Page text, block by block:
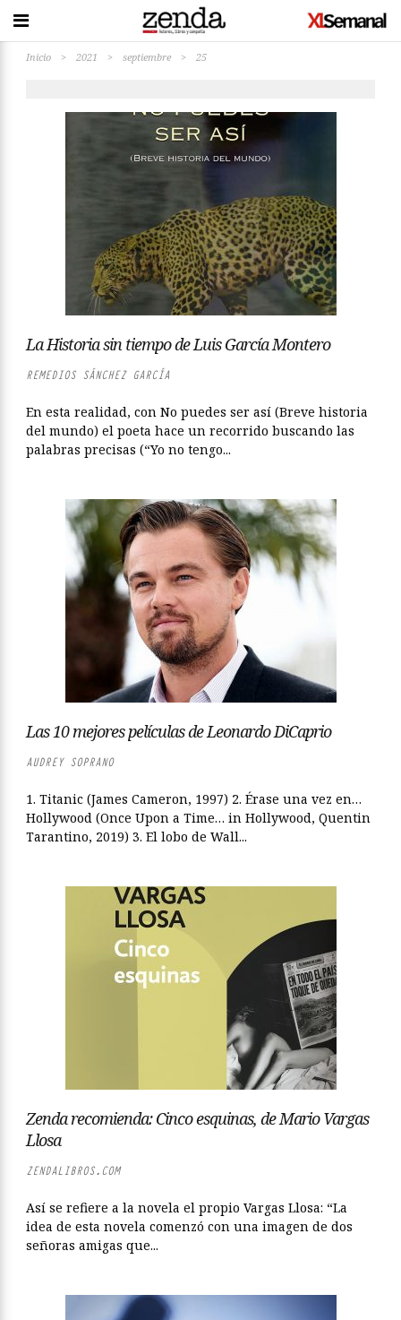
Inicio > 2021 > septiembre > 25
La Historia sin tiempo de Luis García Montero
REMEDIOS SÁNCHEZ GARCÍA
En esta realidad, con No puedes ser así (Breve historia
del mundo) el poeta hace un recorrido buscando las
palabras precisas (“Yo no tengo...
Las 10 mejores películas de Leonardo DiCaprio
AUDREY SOPRANO
1. Titanic (James Cameron, 1997) 2. Érase una vez en…
Hollywood (Once Upon a Time… in Hollywood, Quentin
Tarantino, 2019) 3. El lobo de Wall...
Zenda recomienda: Cinco esquinas, de Mario Vargas
Llosa
ZENDALIBROS.COM
Así se refiere a la novela el propio Vargas Llosa: “La
idea de esta novela comenzó con una imagen de dos
señoras amigas que...